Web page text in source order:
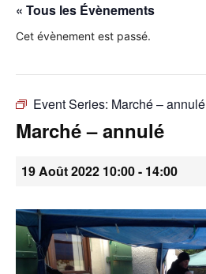
Laconnex
Canton
« Tous les Évènements
Cet évènement est passé.
Event Series: Marché – annulé
Marché – annulé
19 Août 2022 10:00- 14:00